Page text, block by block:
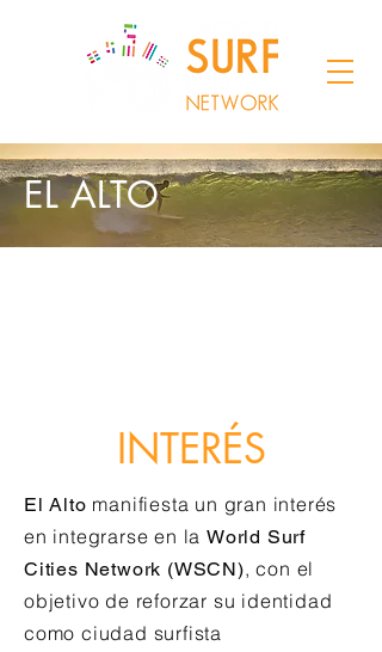
EL ALTO
INTERÉS
El Alto manifiesta un gran interés
en integrarse en laWorld Surf
Cities Network (WSCN), con el
objetivo de reforzar su identidad
como ciudad surfista